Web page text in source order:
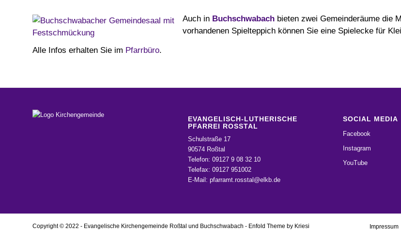
Auch in Buchschwabach bieten zwei Gemeinderäume die
vorhandenen Spielteppich können Sie eine Spielecke für
Alle Infos erhalten Sie im Pfarrbüro.
EVANGELISCH-LUTHERISCHE
PFARREI ROSSTAL
Schulstraße 17
90574 Roßtal
Telefon: 09127 9 08 32 10
Telefax: 09127 951002
E-Mail: pfarramt.rosstal@elkb.de
SOCIAL MEDIA
Facebook
Instagram
YouTube
Copyright © 2022 - Evangelische Kirchengemeinde Roßtal und Buchschwabach - Enfold Theme by Kriesi Impressum